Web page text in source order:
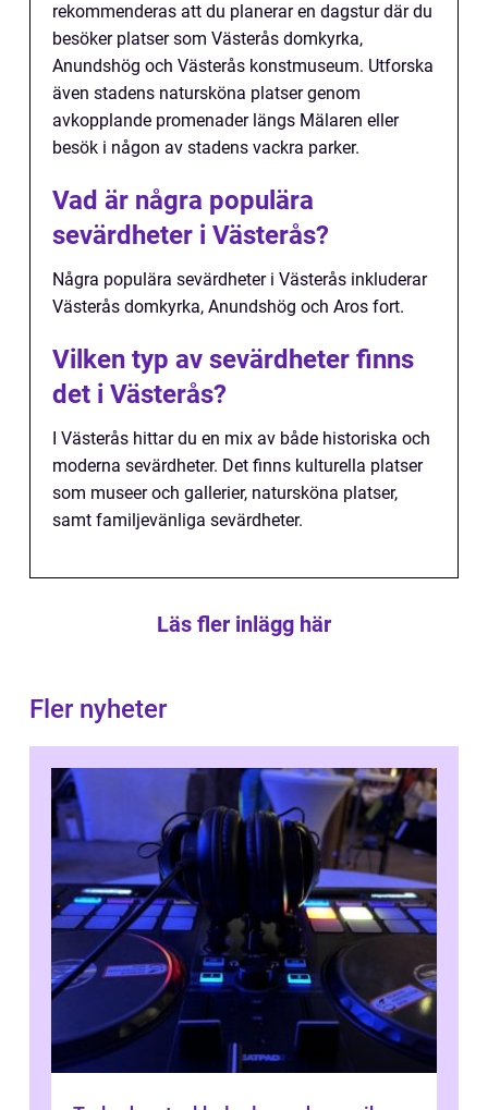
rekommenderas att du planerar en dagstur där du
besöker platser som Västerås domkyrka,
Anundshög och Västerås konstmuseum. Utforska
även stadens natursköna platser genom
avkopplande promenader längs Mälaren eller
besök i någon av stadens vackra parker.
Vad är några populära
sevärdheter i Västerås?
Några populära sevärdheter i Västerås inkluderar
Västerås domkyrka, Anundshög och Aros fort.
Vilken typ av sevärdheter finns
det i Västerås?
I Västerås hittar du en mix av både historiska och
moderna sevärdheter. Det finns kulturella platser
som museer och gallerier, natursköna platser,
samt familjevänliga sevärdheter.
Läs fler inlägg här
Fler nyheter